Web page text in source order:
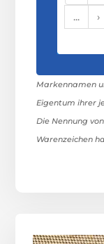
...
›
Markennamen
Eigentum ihrer
Die Nennung
Warenzeichen